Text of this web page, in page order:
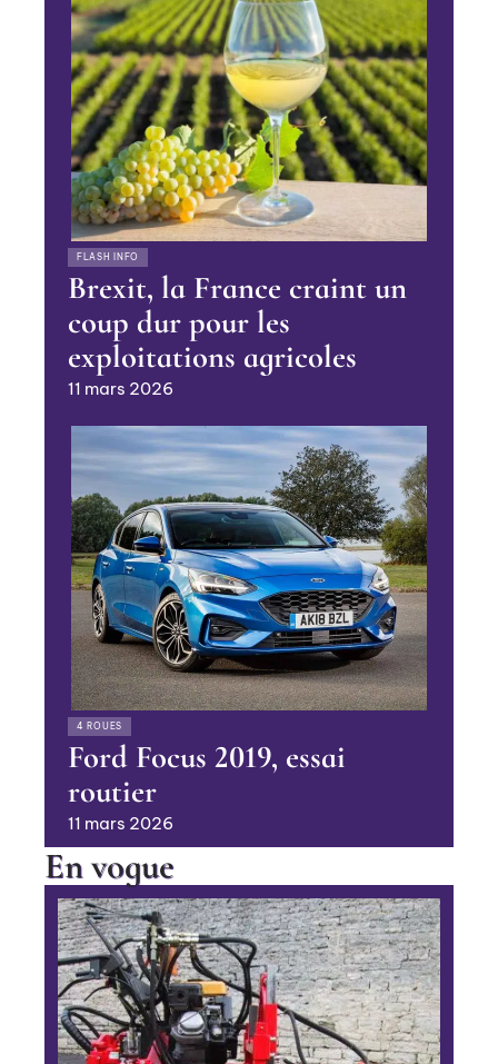
FLASH INFO
Brexit, la France craint un
coup dur pour les
exploitations agricoles
11 mars 2026
4 ROUES
Ford Focus 2019, essai
routier
11 mars 2026
En vogue